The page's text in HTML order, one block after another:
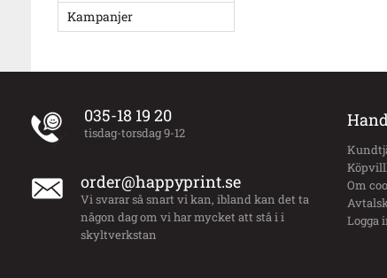
Kampanjer
035-18 19 20
tisdag-torsdag 9-12
order@happyprint.se
Vi svarar så snart vi kan, ibland kan det ta
någon dag om vi har mycket att stå i i
skyltverkstan
Om
Logga